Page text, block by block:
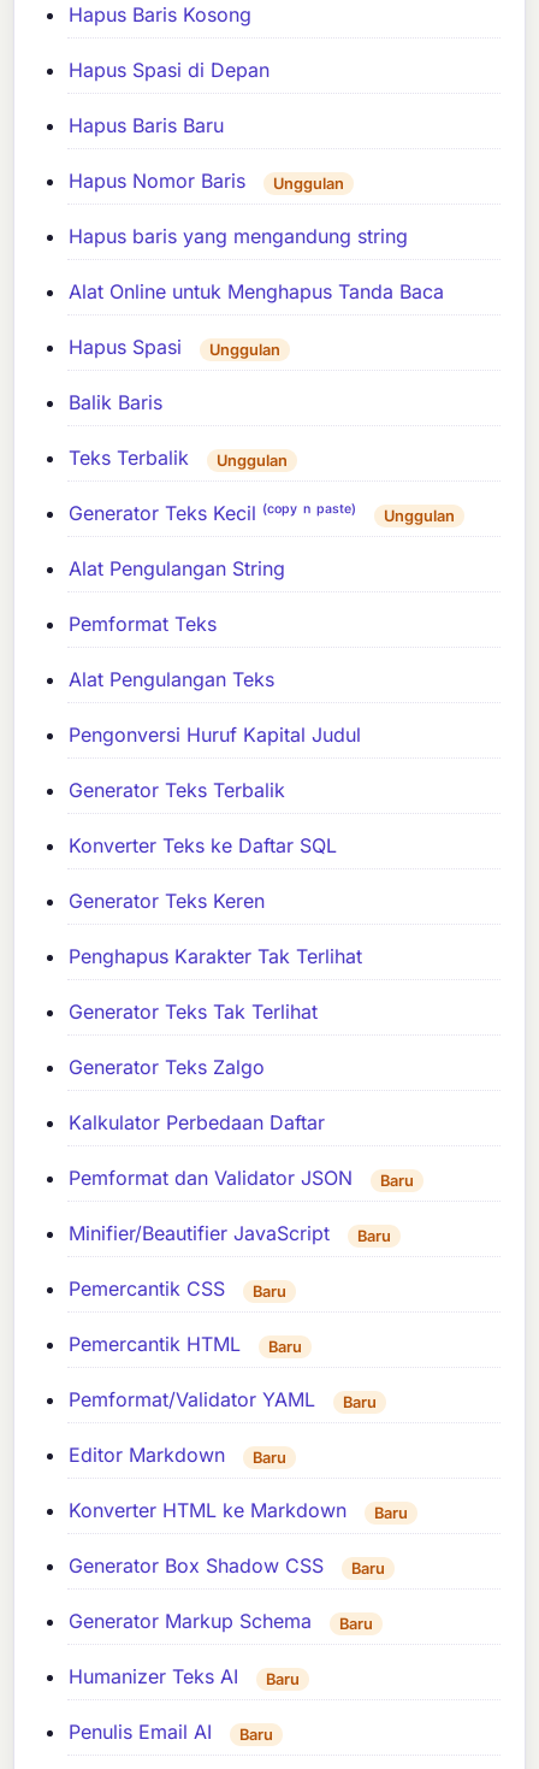
Hapus Baris Kosong
Hapus Spasi di Depan
Hapus Baris Baru
Hapus Nomor Baris Unggulan
Hapus baris yang mengandung string
Alat Online untuk Menghapus Tanda Baca
Hapus Spasi Unggulan
Balik Baris
Teks Terbalik Unggulan
Generator Teks Kecil ⁽ᶜᵒᵖʸ ⁿ ᵖᵃˢᵗᵉ⁾ Unggulan
Alat Pengulangan String
Pemformat Teks
Alat Pengulangan Teks
Pengonversi Huruf Kapital Judul
Generator Teks Terbalik
Konverter Teks ke Daftar SQL
Generator Teks Keren
Penghapus Karakter Tak Terlihat
Generator Teks Tak Terlihat
Generator Teks Zalgo
Kalkulator Perbedaan Daftar
Pemformat dan Validator JSON Baru
Minifier/Beautifier JavaScript Baru
Pemercantik CSS Baru
Pemercantik HTML Baru
Pemformat/Validator YAML Baru
Editor Markdown Baru
Konverter HTML ke Markdown Baru
Generator Box Shadow CSS Baru
Generator Markup Schema Baru
Humanizer Teks AI Baru
Penulis Email AI Baru